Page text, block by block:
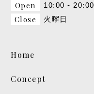
Open 10:00 - 20:00
Close 火曜日
Home
Concept